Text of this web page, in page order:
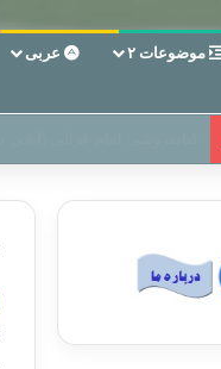
موضوعات ۲ عربی